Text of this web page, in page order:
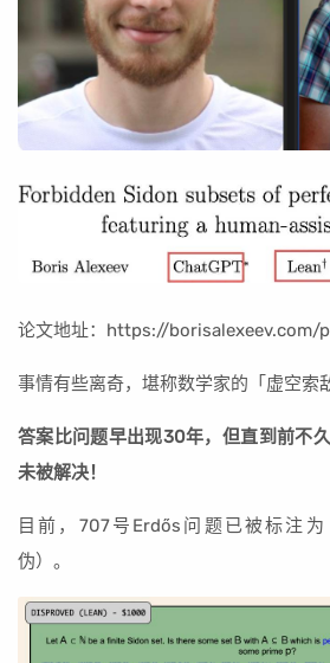
论文地址：https://borisalexeev.com/
事情有些离奇，堪称数学家的「虚空索
答案比问题早出现30年，但直到前不
未被解决！
目前，707号Erdős问题已被标注
伪）。